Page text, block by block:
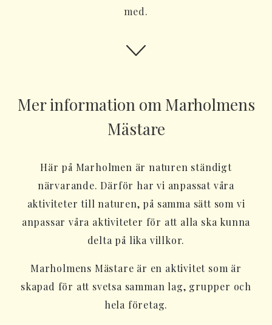
med.
Mer information om Marholmens
Mästare
Här på Marholmen är naturen ständigt
närvarande. Därför har vi anpassat våra
aktiviteter till naturen, på samma sätt som vi
anpassar våra aktiviteter för att alla ska kunna
delta på lika villkor.
Marholmens Mästare är en aktivitet som är
skapad för att svetsa samman lag, grupper och
hela företag.